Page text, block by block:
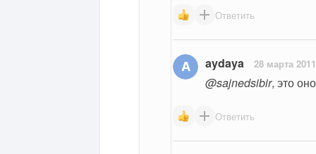
Ответить
aydaya 28 марта 2011
@sajnedsibir, это
Ответить